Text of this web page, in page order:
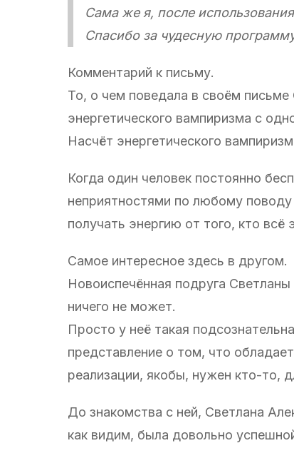
Сама же я, после
Спасибо за чудесную
Комментарий к письму.
То, о чем поведала в своём письме
энергетического вампиризма с
Насчёт энергетического
Когда один человек постоянно
неприятностями по любому поводу
получать энергию от того, кто всё
Самое интересное здесь в другом.
Новоиспечённая подруга
ничего не может.
Просто у неё такая
представление о том, что
реализации, якобы, нужен кто-то,
До знакомства с ней, Светлана
как видим, была довольно